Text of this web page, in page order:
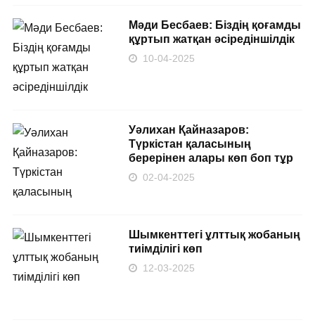
Мәди Бесбаев: Біздің қоғамды
құртып жатқан әсіредіншілдік
10-04-2025
Уәлихан Қайназаров:
Түркістан қаласының
берерінен алары көп боп тұр
02-04-2025
Шымкенттегі ұлттық жобаның
тиімділігі көп
12-03-2025